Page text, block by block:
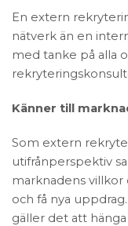
En extern
nätverk än en
med tanke på alla
Känner till
Som extern
utifrånperspektiv
marknadens
och få nya
gäller det att